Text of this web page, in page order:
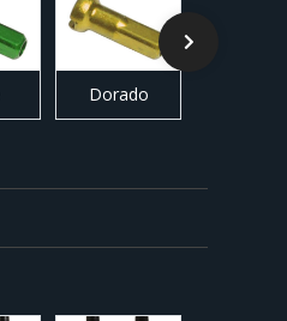
Dorado